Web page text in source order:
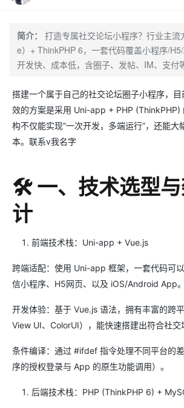
简介：
打造专属社交论坛小程序？行业主流
e）+ ThinkPHP 6，一套代码覆盖小程序/H5/
开发快、成本低，含圈子、发帖、IM、支付
搭建一个属于自己的社交论坛圈子小程序，
效的方案是采用 Uni-app + PHP (ThinkPHP)
构不仅能实现“一次开发，多端运行”，还能大
本。联系v我名字
🛠️ 一、技术选型
计
前端技术栈：Uni-app + Vue.js
跨端适配：使用 Uni-app 框架，一套代码可
信小程序、H5网页、以及 iOS/Android App。
开发体验：基于 Vue.js 语法，拥有丰富的跨
View UI、ColorUI），能快速搭建出符合社交
条件编译：通过 #ifdef 指令处理不同平台的
序的授权登录与 App 的原生功能调用）。
后端技术栈：PHP (ThinkPHP 6) +